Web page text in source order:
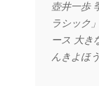
壺井一歩
ラシック
ース 大き
んきよほ